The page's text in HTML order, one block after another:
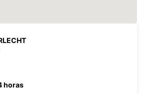
horas